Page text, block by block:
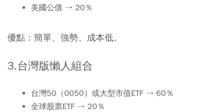
美國公債 → 20％
優點：簡單、強勢、成本低。
3.台灣版懶人組合
台灣50（0050）或大型市值ETF → 60％
全球股票ETF → 20％